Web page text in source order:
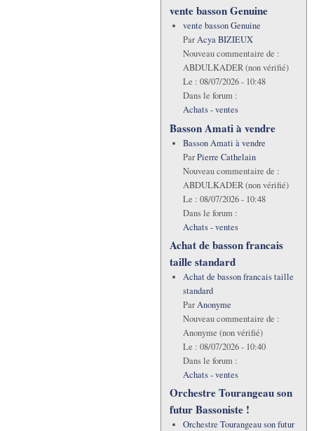
vente basson Genuine
vente basson Genuine
ParAcya BIZIEUX
Nouveau commentaire de :
ABDULKADER (non vérifié)
Le : 08/07/2026 - 10:48
Dans le forum :
Achats - ventes
Basson Amati à vendre
Basson Amati à vendre
ParPierre Cathelain
Nouveau commentaire de :
ABDULKADER (non vérifié)
Le : 08/07/2026 - 10:48
Dans le forum :
Achats - ventes
Achat de basson francais
taille standard
Achat de basson francais taille
standard
ParAnonyme
Nouveau commentaire de :
Anonyme (non vérifié)
Le : 08/07/2026 - 10:40
Dans le forum :
Achats - ventes
Orchestre Tourangeau son
futur Bassoniste !
Orchestre Tourangeau son futur